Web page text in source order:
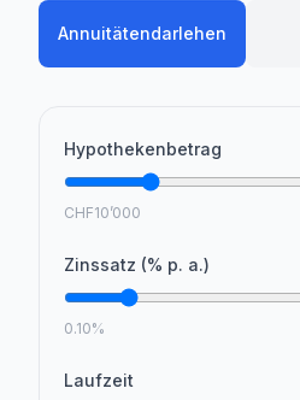
Annuitätendarlehen
Hypothekenbetrag
CHF10’000
Zinssatz (% p. a.)
0.10%
Laufzeit